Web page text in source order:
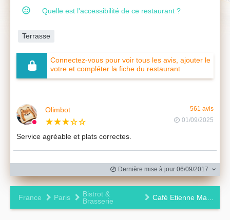
Quelle est l'accessibilité de ce restaurant ?
Terrasse
Connectez-vous pour voir tous les avis, ajouter le
votre et compléter la fiche du restaurant
Olimbot
561 avis
01/09/2025
Service agréable et plats correctes.
Dernière mise à jour 06/09/2017
France Paris
Bistrot &
Brasserie